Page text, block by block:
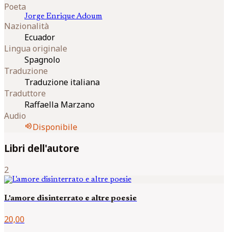
Poeta
Jorge EnriqueAdoum
Nazionalità
Ecuador
Lingua originale
Spagnolo
Traduzione
Traduzione italiana
Traduttore
Raffaella Marzano
Audio
volume_upDisponibile
Libri dell'autore
2
L'amore disinterrato e altre poesie
20,00